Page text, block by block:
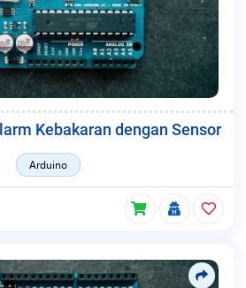
Kebakaran dengan Sensor
Arduino